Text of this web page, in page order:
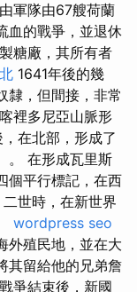
軍隊由67艘荷蘭
血的戰爭，並退休
糖廠，其所有者
1641年後的幾
隸，但間接，非常
裡多尼亞山脈形
在北部，形成了
。 在形成瓦里斯
個平行標記，在西
二世時，在新世界
wordpress seo
外殖民地，並在大
其留給他的兄弟詹
爭結束後，新國